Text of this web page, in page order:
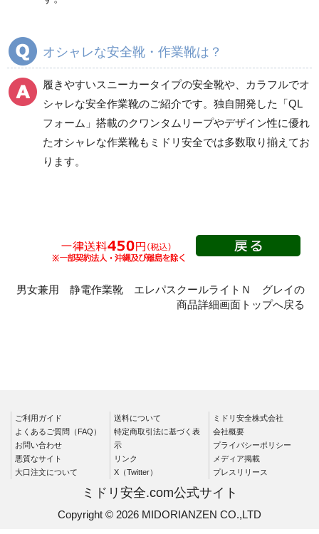
中編上靴
半長靴
つま先保護性能なし
半長靴
一般作業安全靴・ゴム1
層底
短靴
つま先保護性能なし
プロスニーカー
紐タイプ
静電安全靴半長靴
静電安全靴スニーカー
静電プロスニーカー
つま先保護性能なし静
滑りにくいタイプ
粉職場向けの耐滑作業
一般耐滑安全靴・作業
靴短靴
一般耐滑安全靴・作業
靴中編上靴
オシャレな安全靴・作業靴は？
履きやすいスニーカータイプの安全靴や、
カラフルでオ
シャレな安全作業靴のご紹介です。独自開発した「QL
フォーム」搭載のクワンタムリープやデザイン性に優れ
たオシャレな作業靴もミドリ安全では多数取り揃えてお
ります。
男女兼用 静電作業靴 エレパスクールライトＮ グレイの
商品詳細画面トップへ戻る
ご利用ガイド
よくあるご質問（FAQ）
お問い合わせ
悪質なサイト
大口注文について
送料について
特定商取引法に基づく表
示
リンク
X（Twitter）
ミドリ安全株式会社
会社概要
プライバシーポリシー
メディア掲載
プレスリリース
ミドリ安全.com公式サイト
Copyright © 2026 MIDORIANZEN CO.,LTD